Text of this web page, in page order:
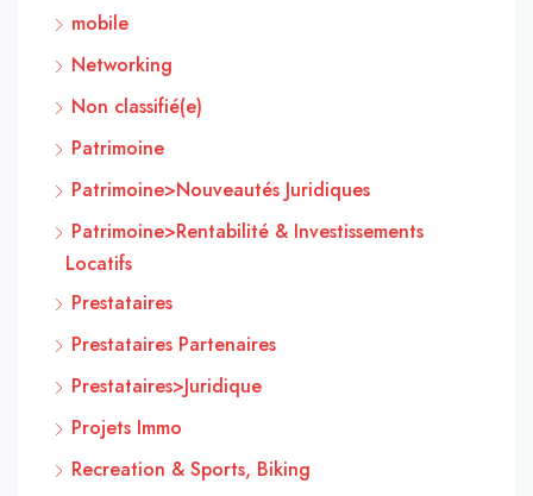
mobile
Networking
Non classifié(e)
Patrimoine
Patrimoine>Nouveautés Juridiques
Patrimoine>Rentabilité & Investissements
Locatifs
Prestataires
Prestataires Partenaires
Prestataires>Juridique
Projets Immo
Recreation & Sports, Biking